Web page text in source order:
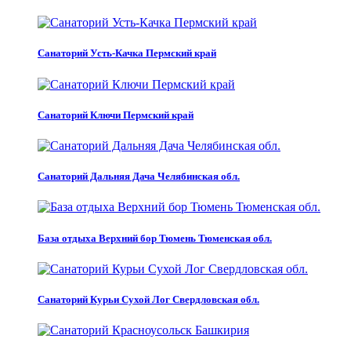
Санаторий Усть-Качка Пермский край
Санаторий Ключи Пермский край
Санаторий Дальняя Дача Челябинская обл.
База отдыха Верхний бор Тюмень Тюменская обл.
Санаторий Курьи Сухой Лог Свердловская обл.